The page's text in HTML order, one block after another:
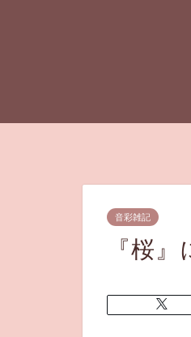
音彩雑記
『桜